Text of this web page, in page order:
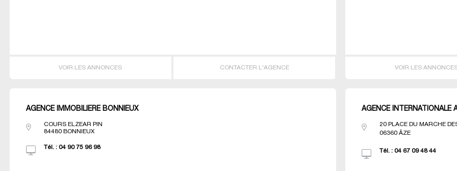
VOIR LES ANNONCES CONTACTER L'AGENCE VOIR LES
AGENCE IMMOBILIERE BONNIEUX
COURS ELZEAR PIN
84480 BONNIEUX
Tél. : 04 90 75 96 98
AGENCE INTERNATIONALE
20 PLACE DU MARCHE
06360 ÃZE
Tél. :04 67 09 48 44